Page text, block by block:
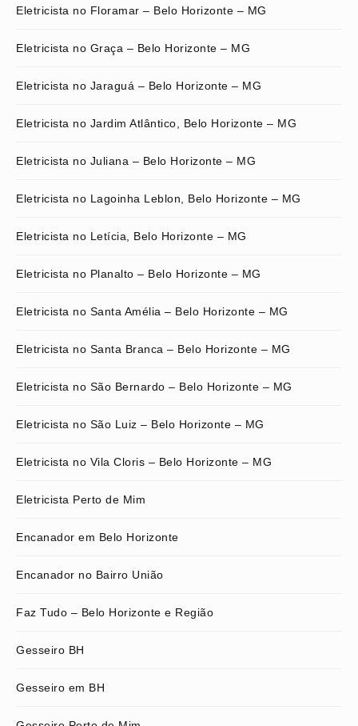
Eletricista no Floramar – Belo Horizonte – MG
Eletricista no Graça – Belo Horizonte – MG
Eletricista no Jaraguá – Belo Horizonte – MG
Eletricista no Jardim Atlântico, Belo Horizonte – MG
Eletricista no Juliana – Belo Horizonte – MG
Eletricista no Lagoinha Leblon, Belo Horizonte – MG
Eletricista no Letícia, Belo Horizonte – MG
Eletricista no Planalto – Belo Horizonte – MG
Eletricista no Santa Amélia – Belo Horizonte – MG
Eletricista no Santa Branca – Belo Horizonte – MG
Eletricista no São Bernardo – Belo Horizonte – MG
Eletricista no São Luiz – Belo Horizonte – MG
Eletricista no Vila Cloris – Belo Horizonte – MG
Eletricista Perto de Mim
Encanador em Belo Horizonte
Encanador no Bairro União
Faz Tudo – Belo Horizonte e Região
Gesseiro BH
Gesseiro em BH